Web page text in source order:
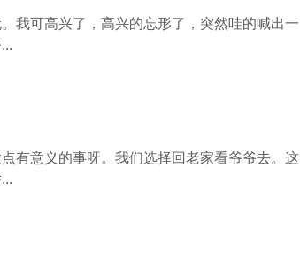
我可高兴了，高兴的忘形了，突然哇的喊出一
有意义的事呀。我们选择回老家看爷爷去。这